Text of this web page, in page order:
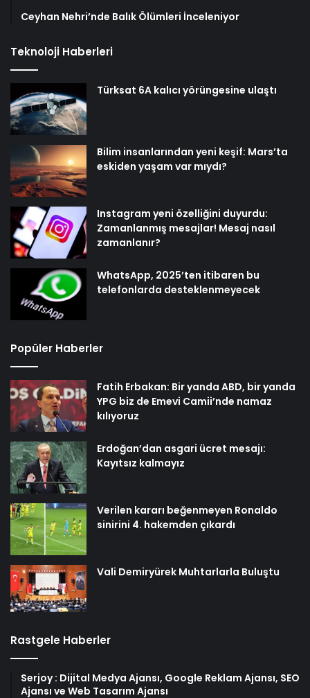
Ceyhan Nehri’nde Balık Ölümleri İnceleniyor
Teknoloji Haberleri
Türksat 6A kalıcı yörüngesine ulaştı
Bilim insanlarından yeni keşif: Mars’ta
eskiden yaşam var mıydı?
Instagram yeni özelliğini duyurdu:
Zamanlanmış mesajlar! Mesaj nasıl
zamanlanır?
WhatsApp, 2025’ten itibaren bu
telefonlarda desteklenmeyecek
Popüler Haberler
Fatih Erbakan: Bir yanda ABD, bir yanda
YPG biz de Emevi Camii’nde namaz
kılıyoruz
Erdoğan’dan asgari ücret mesajı:
Kayıtsız kalmayız
Verilen kararı beğenmeyen Ronaldo
sinirini 4. hakemden çıkardı
Vali Demiryürek Muhtarlarla Buluştu
Rastgele Haberler
Serjoy : Dijital Medya Ajansı, Google Reklam Ajansı, SEO
Ajansı ve Web Tasarım Ajansı